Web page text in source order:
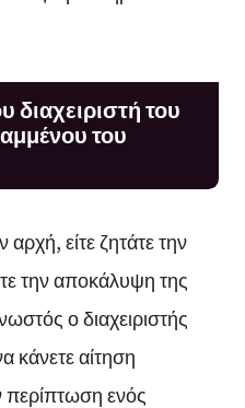
διαχειριστή του
του
είτε ζητάτε την
την αποκάλυψη της
ο διαχειριστής
κάνετε αίτηση
περίπτωση ενός